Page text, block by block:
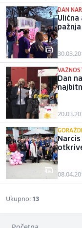
DAN
Ulična
Dan
Ukupno: 13